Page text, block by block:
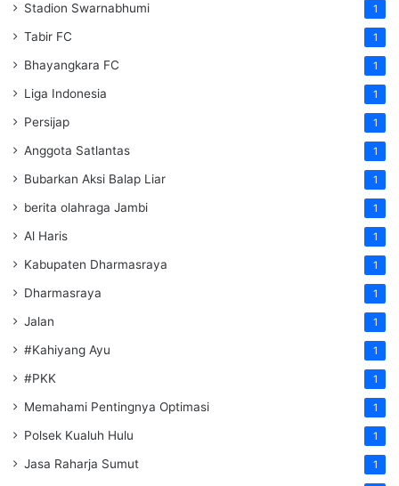
Stadion Swarnabhumi 1
Tabir FC 1
Bhayangkara FC 1
Liga Indonesia 1
Persijap 1
Anggota Satlantas 1
Bubarkan Aksi Balap Liar 1
berita olahraga Jambi 1
Al Haris 1
Kabupaten Dharmasraya 1
Dharmasraya 1
Jalan 1
#Kahiyang Ayu 1
#PKK 1
Memahami Pentingnya Optimasi 1
Polsek Kualuh Hulu 1
Jasa Raharja Sumut 1